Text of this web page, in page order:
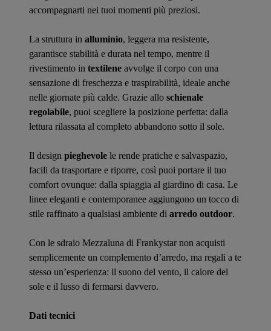
accompagnarti nei tuoi momenti più preziosi.
La struttura in alluminio, leggera ma resistente,
garantisce stabilità e durata nel tempo, mentre il
rivestimento in textilene avvolge il corpo con una
sensazione di freschezza e traspirabilità, ideale anche
nelle giornate più calde. Grazie allo schienale
regolabile, puoi scegliere la posizione perfetta: dalla
lettura rilassata al completo abbandono sotto il sole.
Il design pieghevole le rende pratiche e salvaspazio,
facili da trasportare e riporre, così puoi portare il tuo
comfort ovunque: dalla spiaggia al giardino di casa. Le
linee eleganti e contemporanee aggiungono un tocco di
stile raffinato a qualsiasi ambiente di arredo outdoor.
Con le sdraio Mezzaluna di Frankystar non acquisti
semplicemente un complemento d’arredo, ma regali a te
stesso un’esperienza: il suono del vento, il calore del
sole e il lusso di fermarsi davvero.
Dati tecnici